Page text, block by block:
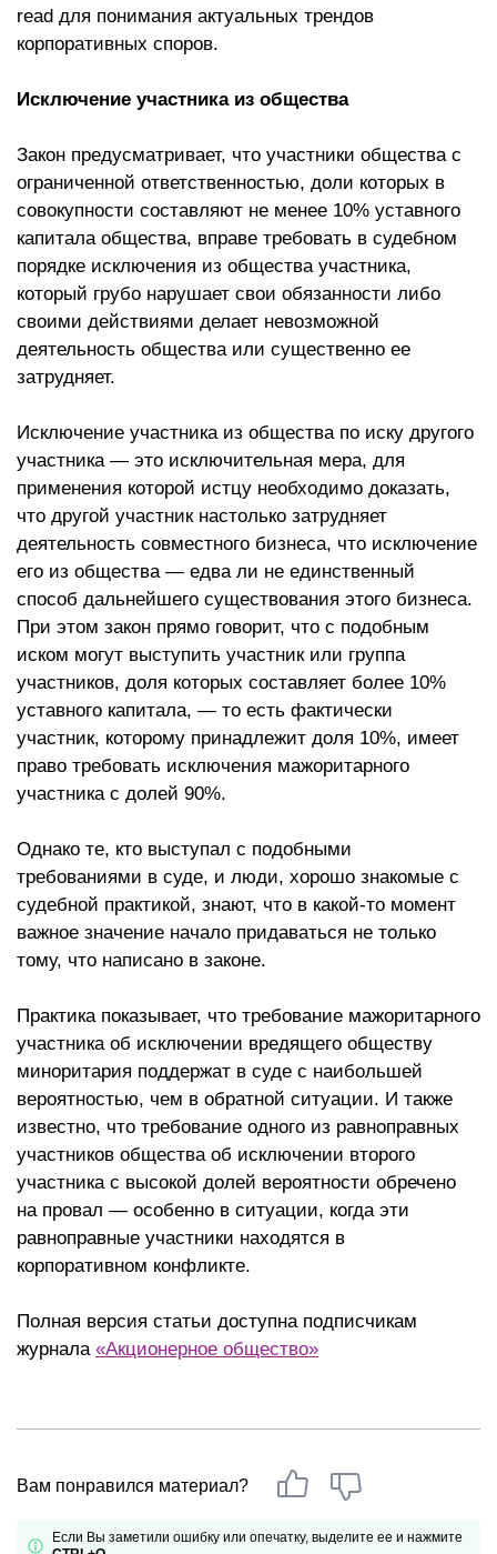
read для понимания актуальных трендов
корпоративных споров.
Исключение участника из общества
Закон предусматривает, что участники общества с
ограниченной ответственностью, доли которых в
совокупности составляют не менее 10% уставного
капитала общества, вправе требовать в судебном
порядке исключения из общества участника,
который грубо нарушает свои обязанности либо
своими действиями делает невозможной
деятельность общества или существенно ее
затрудняет.
Исключение участника из общества по иску другого
участника — это исключительная мера, для
применения которой истцу необходимо доказать,
что другой участник настолько затрудняет
деятельность совместного бизнеса, что исключение
его из общества — едва ли не единственный
способ дальнейшего существования этого бизнеса.
При этом закон прямо говорит, что с подобным
иском могут выступить участник или группа
участников, доля которых составляет более 10%
уставного капитала, — то есть фактически
участник, которому принадлежит доля 10%, имеет
право требовать исключения мажоритарного
участника с долей 90%.
Однако те, кто выступал с подобными
требованиями в суде, и люди, хорошо знакомые с
судебной практикой, знают, что в какой-то момент
важное значение начало придаваться не только
тому, что написано в законе.
Практика показывает, что требование мажоритарного
участника об исключении вредящего обществу
миноритария поддержат в суде с наибольшей
вероятностью, чем в обратной ситуации. И также
известно, что требование одного из равноправных
участников общества об исключении второго
участника с высокой долей вероятности обречено
на провал — особенно в ситуации, когда эти
равноправные участники находятся в
корпоративном конфликте.
Полная версия статьи доступна подписчикам
журнала «Акционерное общество»
Вам понравился материал?
Если Вы заметили ошибку или опечатку, выделите ее и нажмите